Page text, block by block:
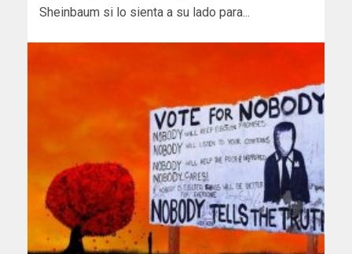
Sheinbaum si lo sienta a su lado para...